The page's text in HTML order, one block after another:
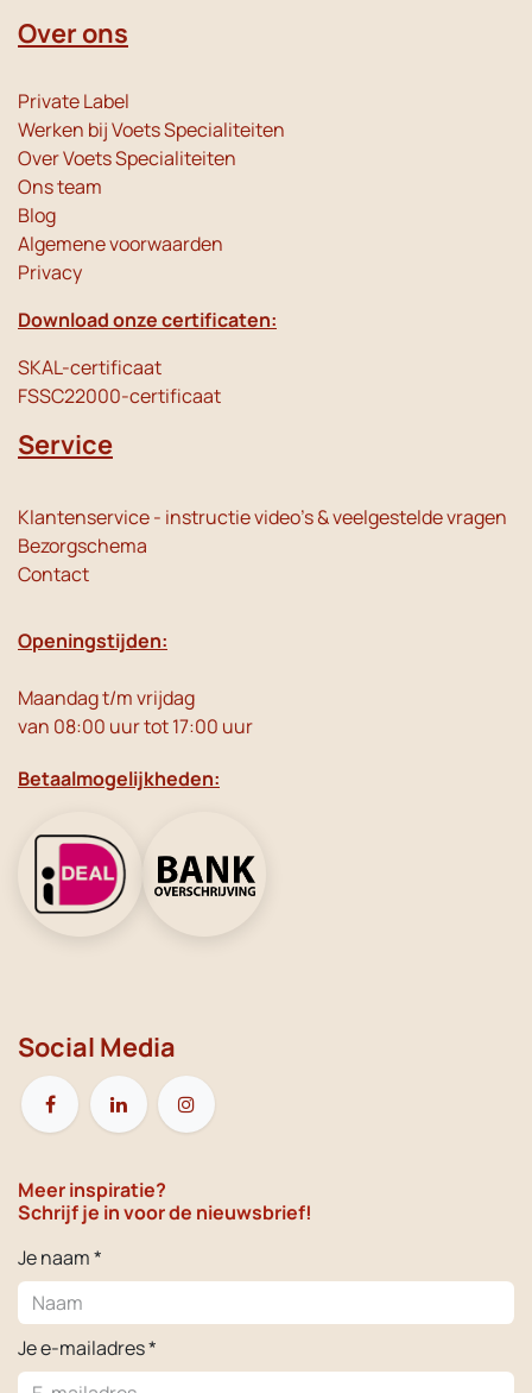
Over ons
Private Label
Werken bij Voets Specialiteiten
Over Voets Specialiteiten
Ons team
Blog
Algemene voorwaarden
Privacy
Download onze certificaten:
SKAL-certificaat
FSSC22000-certificaat
Service
Klantenservice - instructie video's & veelgestelde vragen
Bezorgschema
Contact
Openingstijden:
Maandag t/m vrijdag
van 08:00 uur tot 17:00 uur
Betaalmogelijkheden:
Social Media
Meer inspiratie?
Schrijf je in voor de nieuwsbrief!
Je naam *
Je e-mailadres *